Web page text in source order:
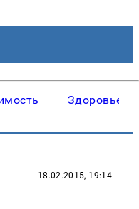
Здоровье
18.02.2015, 19:14